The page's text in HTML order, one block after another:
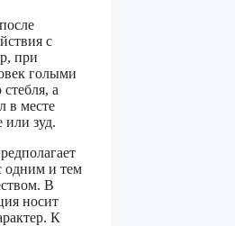
с
при
голыми
а
в месте
или зуд.
одним и тем
В
носит
К